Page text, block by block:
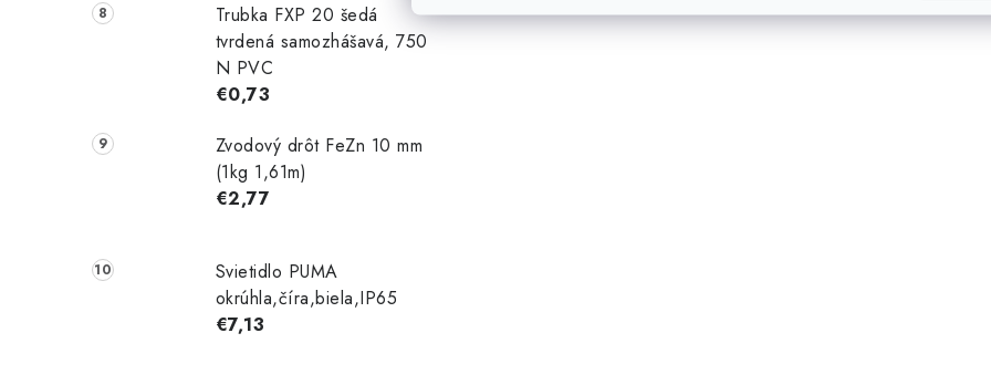
Trubka FXP 20 šedá
tvrdená samozhášavá, 750
N PVC
€0,73
Zvodový drôt FeZn 10 mm
(1kg 1,61m)
€2,77
Svietidlo PUMA
okrúhla,číra,biela,IP65
€7,13